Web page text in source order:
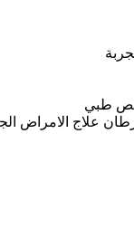
طبي
علاج الامراض